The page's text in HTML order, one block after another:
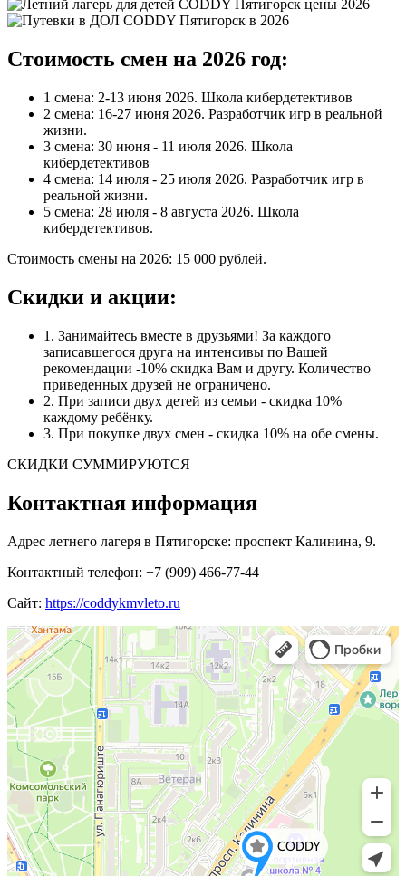
Стоимость смен на 2026 год:
1 смена: 2-13 июня 2026. Школа кибердетективов
2 смена: 16-27 июня 2026. Разработчик игр в реальной
жизни.
3 смена: 30 июня - 11 июля 2026. Школа
кибердетективов
4 смена: 14 июля - 25 июля 2026. Разработчик игр в
реальной жизни.
5 смена: 28 июля - 8 августа 2026. Школа
кибердетективов.
Стоимость смены на 2026: 15 000 рублей.
Скидки и акции:
1. Занимайтесь вместе в друзьями! За каждого
записавшегося друга на интенсивы по Вашей
рекомендации -10% скидка Вам и другу. Количество
приведенных друзей не ограничено.
2. При записи двух детей из семьи - скидка 10%
каждому ребёнку.
3. При покупке двух смен - скидка 10% на обе смены.
СКИДКИ СУММИРУЮТСЯ
Контактная информация
Адрес летнего лагеря в Пятигорске: проспект Калинина, 9.
Контактный телефон: +7 (909) 466-77-44
Сайт: https://coddykmvleto.ru